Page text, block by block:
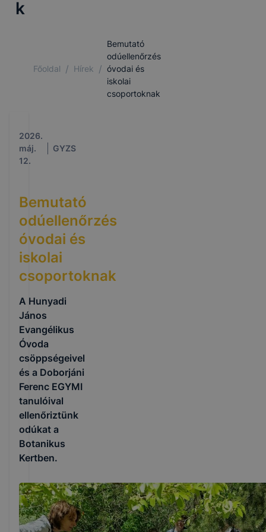
k
Főoldal / Hírek /
Bemutató
odúellenőrzés
óvodai és
iskolai
csoportoknak
2026.
máj.
12.
GYZS
Bemutató
odúellenőrzés
óvodai és
iskolai
csoportoknak
A Hunyadi
János
Evangélikus
Óvoda
csöppségeivel
és a Doborjáni
Ferenc EGYMI
tanulóival
ellenőriztünk
odúkat a
Botanikus
Kertben.